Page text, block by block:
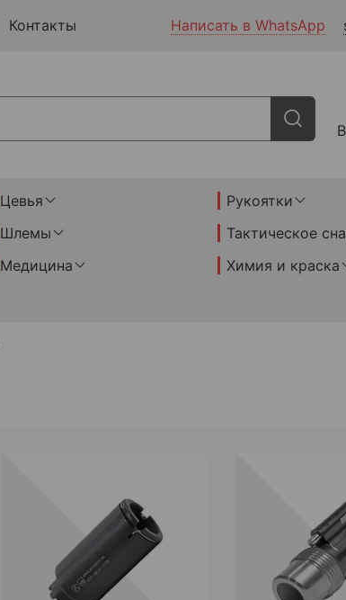
Контакты Написать в WhatsApp
Цевья Рукоятки
Шлемы Тактическое
Медицина Химия и краска